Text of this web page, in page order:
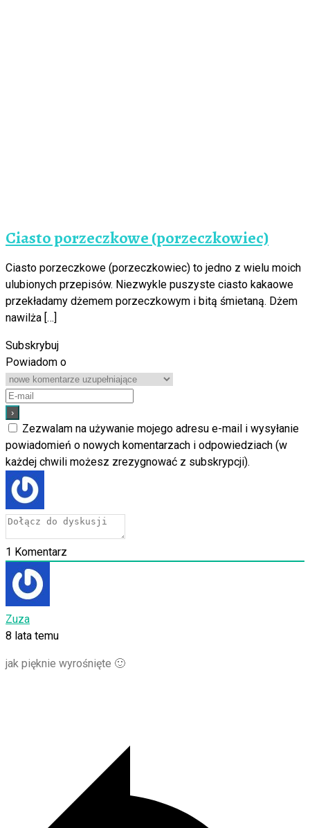
Ciasto porzeczkowe (porzeczkowiec)
Ciasto porzeczkowe (porzeczkowiec) to jedno z wielu moich
ulubionych przepisów. Niezwykle puszyste ciasto kakaowe
przekładamy dżemem porzeczkowym i bitą śmietaną. Dżem
nawilża […]
Subskrybuj
Powiadom o
Zezwalam na używanie mojego adresu e-mail i wysyłanie
powiadomień o nowych komentarzach i odpowiedziach (w
każdej chwili możesz zrezygnować z subskrypcji).
1 Komentarz
Zuza
8 lata temu
jak pięknie wyrośnięte 🙂